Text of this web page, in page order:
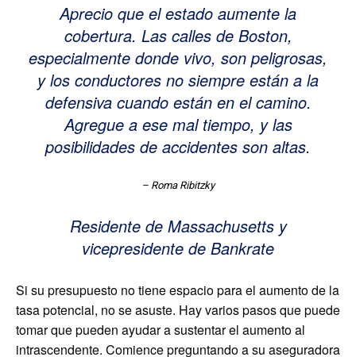
Aprecio que el estado aumente la
cobertura. Las calles de Boston,
especialmente donde vivo, son peligrosas,
y los conductores no siempre están a la
defensiva cuando están en el camino.
Agregue a ese mal tiempo, y las
posibilidades de accidentes son altas.
– Roma Ribitzky
Residente de Massachusetts y
vicepresidente de Bankrate
Si su presupuesto no tiene espacio para el aumento de la
tasa potencial, no se asuste. Hay varios pasos que puede
tomar que pueden ayudar a sustentar el aumento al
intrascendente. Comience preguntando a su aseguradora